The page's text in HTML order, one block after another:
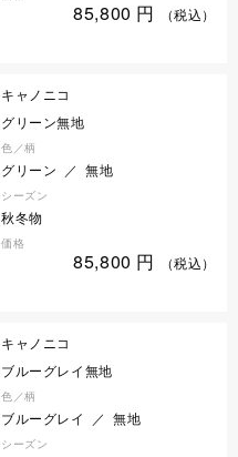
85,800 円 （税込）
キャノニコ
グリーン無地
色／柄
グリーン ／ 無地
シーズン
秋冬物
価格
85,800 円 （税込）
キャノニコ
ブルーグレイ無地
色／柄
ブルーグレイ ／ 無地
シーズン